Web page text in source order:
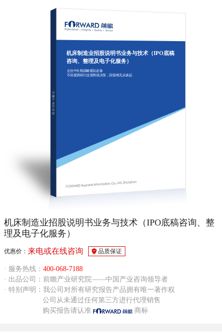
机床制造业招股说明书业务与技术（IPO底稿
咨询、整理及电子化服务）
企业中长期战略规划必备
不深度调研行业形势就决策，回报将无从谈起
机床制造业招股说明书业务与技术（IPO底稿咨询、整
理及电子化服务）
优惠价： 来电或在线咨询 品质保证
· 服务热线： 400-068-7188
· 出品公司：前瞻产业研究院——中国产业咨询领导者
· 特别声明：我公司对所有研究报告产品拥有唯一著作权
公司从未通过任何第三方进行代理销售
购买报告请认准
商标